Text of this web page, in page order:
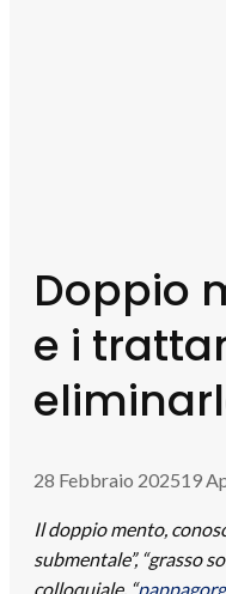
Doppio
e i
28 Febbraio 202519
Il doppio mento,
submentale”, “grasso
colloquiale, “